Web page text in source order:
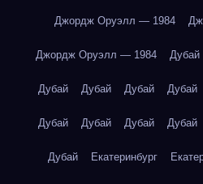
Джордж Оруэлл — 1984
Джордж Оруэлл — 1984 Дубай
Дубай Дубай Дубай Дубай
Дубай Дубай Дубай Дубай
Дубай Екатеринбург